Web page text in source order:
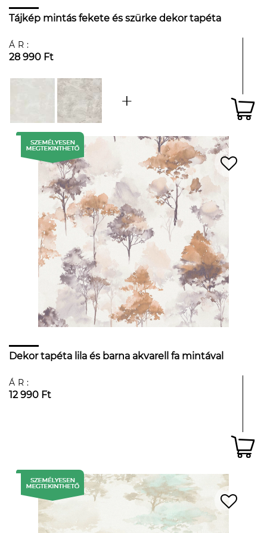
Tájkép mintás fekete és szürke dekor tapéta
ÁR:
28 990 Ft
Dekor tapéta lila és barna akvarell fa mintával
ÁR:
12 990 Ft